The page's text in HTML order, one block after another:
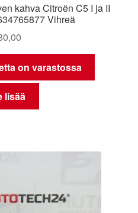
kahva Citroën C5 I ja II
Vihreä
on varastossa
lisää